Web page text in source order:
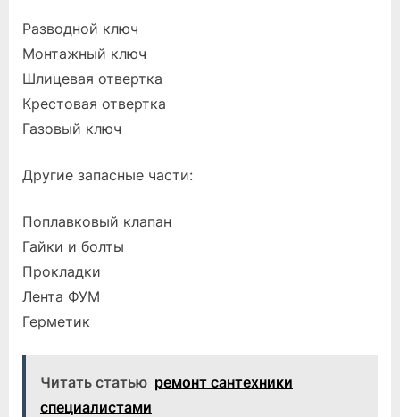
Разводной ключ
Монтажный ключ
Шлицевая отвертка
Крестовая отвертка
Газовый ключ
Другие запасные части:
Поплавковый клапан
Гайки и болты
Прокладки
Лента ФУМ
Герметик
Читать статью ремонт сантехники
специалистами